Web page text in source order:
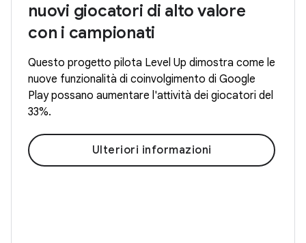
nuovi giocatori di alto valore
con i campionati
Questo progetto pilota Level Up dimostra come le
nuove funzionalità di coinvolgimento di Google
Play possano aumentare l'attività dei giocatori del
33%.
Ulteriori informazioni